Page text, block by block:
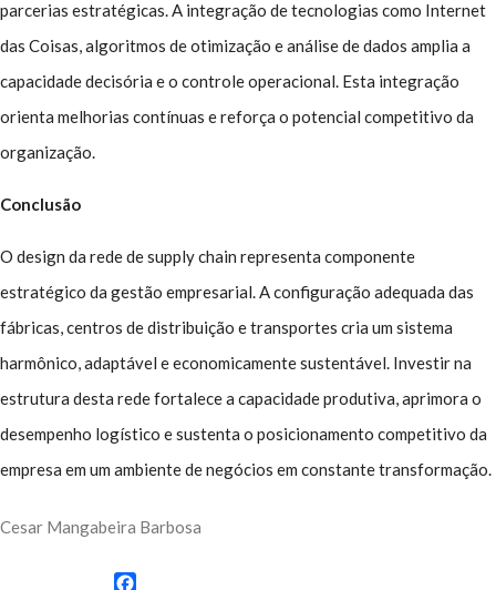
parcerias estratégicas. A integração de tecnologias como Internet
das Coisas, algoritmos de otimização e análise de dados amplia a
capacidade decisória e o controle operacional. Esta integração
orienta melhorias contínuas e reforça o potencial competitivo da
organização.
Conclusão
O design da rede de supply chain representa componente
estratégico da gestão empresarial. A configuração adequada das
fábricas, centros de distribuição e transportes cria um sistema
harmônico, adaptável e economicamente sustentável. Investir na
estrutura desta rede fortalece a capacidade produtiva, aprimora o
desempenho logístico e sustenta o posicionamento competitivo da
empresa em um ambiente de negócios em constante transformação.
Cesar Mangabeira Barbosa